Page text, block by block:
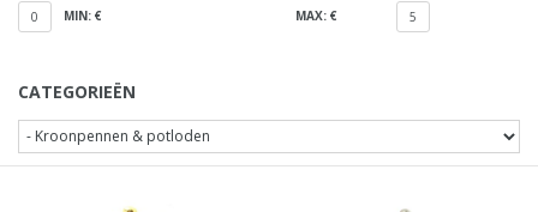
0 MIN: € MAX: € 5
CATEGORIEËN